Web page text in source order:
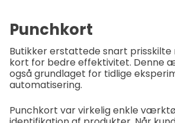
Punchkort
Butikker erstattede snart prisskilte
kort for bedre effektivitet. Denne
også grundlaget for tidlige
automatisering.
Punchkort var virkelig enkle